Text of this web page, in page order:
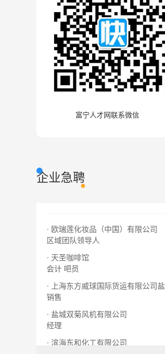
富宁人才网联系微信
企业急聘
· 欧瑞莲化妆品（中国）有限公司
区域团队领导人
· 天圣咖啡馆
会计 吧员
销售
· 盐城双菊风机有限公司
经理
· 滨海东和化工有限公司